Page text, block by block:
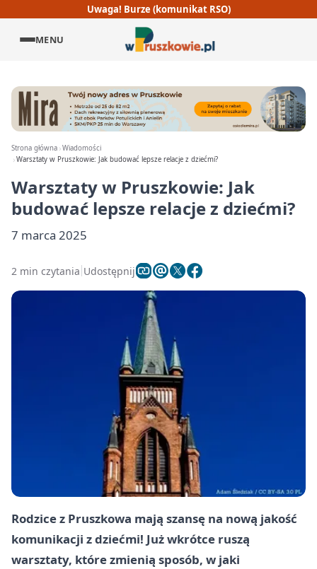
Uwaga! Burze (komunikat RSO)
MENU
Strona główna Wiadomości
Warsztaty w Pruszkowie: Jak budować lepsze relacje z dziećmi?
Warsztaty w Pruszkowie: Jak
budować lepsze relacje z dziećmi?
7 marca 2025
2 min czytania Udostępnij
Rodzice z Pruszkowa mają szansę na nową jakość
komunikacji z dziećmi! Już wkrótce ruszą
warsztaty, które zmienią sposób, w jaki